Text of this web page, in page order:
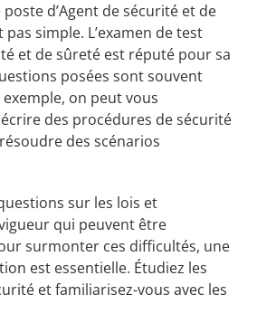
d’Agent de sécurité et de
pas simple. L’examen de test
et de sûreté est réputé pour sa
posées sont souvent
on peut vous
des procédures de sécurité
des scénarios
sur les lois et
qui peuvent être
surmonter ces difficultés, une
est essentielle. Étudiez les
et familiarisez-vous avec les